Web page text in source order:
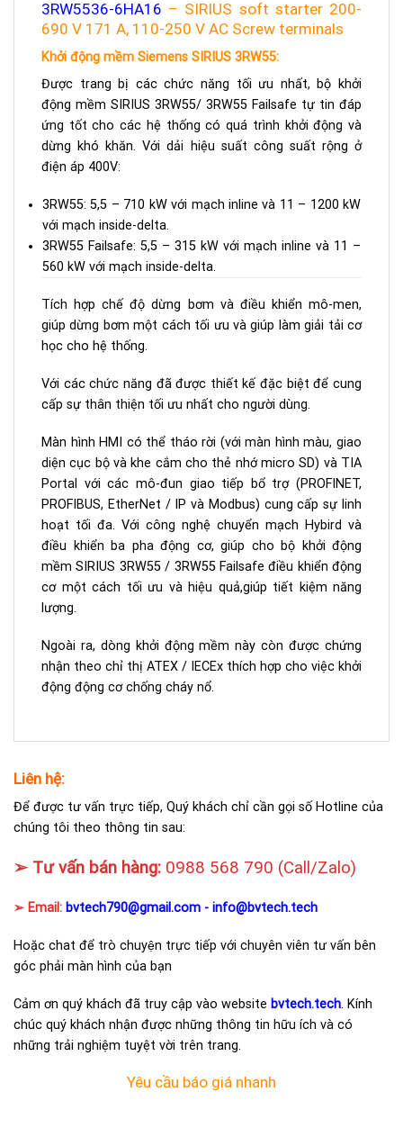
3RW5536-6HA16 – SIRIUS soft starter 200-
690 V 171 A, 110-250 V AC Screw terminals
Khởi động mềm Siemens SIRIUS 3RW55:
Được trang bị các chức năng tối ưu nhất, bộ khởi
động mềm SIRIUS 3RW55/ 3RW55 Failsafe tự tin đáp
ứng tốt cho các hệ thống có quá trình khởi động và
dừng khó khăn. Với dải hiệu suất công suất rộng ở
điện áp 400V:
3RW55: 5,5 – 710 kW với mạch inline và 11 – 1200 kW
với mạch inside-delta.
3RW55 Failsafe: 5,5 – 315 kW với mạch inline và 11 –
560 kW với mạch inside-delta.
Tích hợp chế độ dừng bơm và điều khiển mô-men,
giúp dừng bơm một cách tối ưu và giúp làm giải tải cơ
học cho hệ thống.
Với các chức năng đã được thiết kế đặc biệt để cung
cấp sự thân thiện tối ưu nhất cho người dùng.
Màn hình HMI có thể tháo rời (với màn hình màu, giao
diện cục bộ và khe cắm cho thẻ nhớ micro SD) và TIA
Portal với các mô-đun giao tiếp bổ trợ (PROFINET,
PROFIBUS, EtherNet / IP và Modbus) cung cấp sự linh
hoạt tối đa. Với công nghệ chuyển mạch Hybird và
điều khiển ba pha động cơ, giúp cho bộ khởi động
mềm SIRIUS 3RW55 / 3RW55 Failsafe điều khiển động
cơ một cách tối ưu và hiệu quả,giúp tiết kiệm năng
lượng.
Ngoài ra, dòng khởi động mềm này còn được chứng
nhận theo chỉ thị ATEX / IECEx thích hợp cho việc khởi
động động cơ chống cháy nổ.
Liên hệ:
Để được tư vấn trực tiếp, Quý khách chỉ cần gọi số Hotline của
chúng tôi theo thông tin sau:
➢ Tư vấn bán hàng: 0988 568 790 (Call/Zalo)
➢ Email: bvtech790@gmail.com - info@bvtech.tech
Hoặc chat để trò chuyện trực tiếp với chuyên viên tư vấn bên
góc phải màn hình của bạn
Cảm ơn quý khách đã truy cập vào website bvtech.tech. Kính
chúc quý khách nhận được những thông tin hữu ích và có
những trải nghiệm tuyệt vời trên trang.
Yêu cầu báo giá nhanh